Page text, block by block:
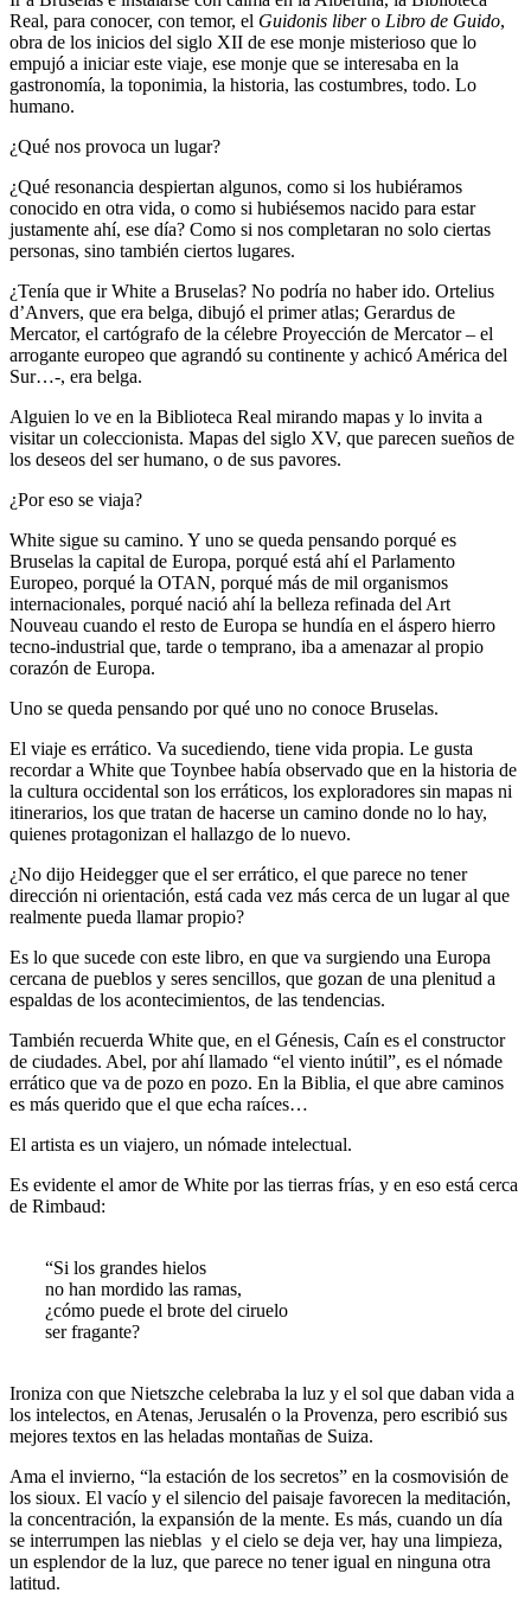
Real, para conocer, con temor, el Guidonis libero Libro de Guido,
obra de los inicios del siglo XII de ese monje misterioso que lo
empujó a iniciar este viaje, ese monje que se interesaba en la
gastronomía, la toponimia, la historia, las costumbres, todo. Lo
humano.
¿Qué nos provoca un lugar?
¿Qué resonancia despiertan algunos, como si los hubiéramos
conocido en otra vida, o como si hubiésemos nacido para estar
justamente ahí, ese día? Como si nos completaran no solo ciertas
personas, sino también ciertos lugares.
¿Tenía que ir White a Bruselas? No podría no haber ido. Ortelius
d’Anvers, que era belga, dibujó el primer atlas; Gerardus de
Mercator, el cartógrafo de la célebre Proyección de Mercator – el
arrogante europeo que agrandó su continente y achicó América del
Sur…-, era belga.
Alguien lo ve en la Biblioteca Real mirando mapas y lo invita a
visitar un coleccionista. Mapas del siglo XV, que parecen sueños de
los deseos del ser humano, o de sus pavores.
¿Por eso se viaja?
White sigue su camino. Y uno se queda pensando porqué es
Bruselas la capital de Europa, porqué está ahí el Parlamento
Europeo, porqué la OTAN, porqué más de mil organismos
internacionales, porqué nació ahí la belleza refinada del Art
Nouveau cuando el resto de Europa se hundía en el áspero hierro
tecno-industrial que, tarde o temprano, iba a amenazar al propio
corazón de Europa.
Uno se queda pensando por qué uno no conoce Bruselas.
El viaje es errático. Va sucediendo, tiene vida propia. Le gusta
recordar a White que Toynbee había observado que en la historia de
la cultura occidental son los erráticos, los exploradores sin mapas ni
itinerarios, los que tratan de hacerse un camino donde no lo hay,
quienes protagonizan el hallazgo de lo nuevo.
¿No dijo Heidegger que el ser errático, el que parece no tener
dirección ni orientación, está cada vez más cerca de un lugar al que
realmente pueda llamar propio?
Es lo que sucede con este libro, en que va surgiendo una Europa
cercana de pueblos y seres sencillos, que gozan de una plenitud a
espaldas de los acontecimientos, de las tendencias.
También recuerda White que, en el Génesis, Caín es el constructor
de ciudades. Abel, por ahí llamado “el viento inútil”, es el nómade
errático que va de pozo en pozo. En la Biblia, el que abre caminos
es más querido que el que echa raíces…
El artista es un viajero, un nómade intelectual.
Es evidente el amor de White por las tierras frías, y en eso está cerca
de Rimbaud:
“Si los grandes hielos
no han mordido las ramas,
¿cómo puede el brote del ciruelo
ser fragante?
Ironiza con que Nietszche celebraba la luz y el sol que daban vida a
los intelectos, en Atenas, Jerusalén o la Provenza, pero escribió sus
mejores textos en las heladas montañas de Suiza.
Ama el invierno, “la estación de los secretos” en la cosmovisión de
los sioux. El vacío y el silencio del paisaje favorecen la meditación,
la concentración, la expansión de la mente. Es más, cuando un día
se interrumpen las nieblas y el cielo se deja ver, hay una limpieza,
un esplendor de la luz, que parece no tener igual en ninguna otra
latitud.